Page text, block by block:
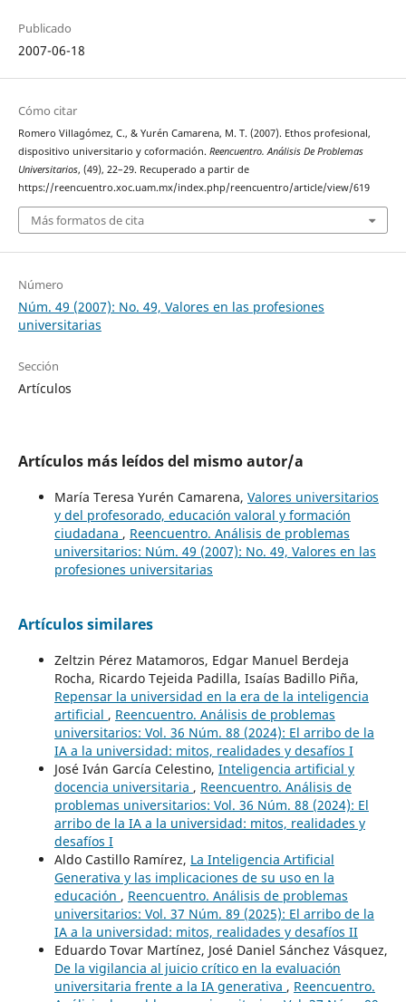
Publicado
2007-06-18
Cómo citar
Romero Villagómez, C., & Yurén Camarena, M. T. (2007). Ethos profesional,
dispositivo universitario y coformación. Reencuentro. Análisis De Problemas
Universitarios, (49), 22–29. Recuperado a partir de
https://reencuentro.xoc.uam.mx/index.php/reencuentro/article/view/619
Más formatos de cita
Número
Núm. 49 (2007): No. 49, Valores en las profesiones
universitarias
Sección
Artículos
Artículos más leídos del mismo autor/a
María Teresa Yurén Camarena, Valores universitarios
y del profesorado, educación valoral y formación
ciudadana , Reencuentro. Análisis de problemas
universitarios: Núm. 49 (2007): No. 49, Valores en las
profesiones universitarias
Artículos similares
Zeltzin Pérez Matamoros, Edgar Manuel Berdeja
Rocha, Ricardo Tejeida Padilla, Isaías Badillo Piña,
Repensar la universidad en la era de la inteligencia
artificial , Reencuentro. Análisis de problemas
universitarios: Vol. 36 Núm. 88 (2024): El arribo de la
IA a la universidad: mitos, realidades y desafíos I
José Iván García Celestino, Inteligencia artificial y
docencia universitaria , Reencuentro. Análisis de
problemas universitarios: Vol. 36 Núm. 88 (2024): El
arribo de la IA a la universidad: mitos, realidades y
desafíos I
Aldo Castillo Ramírez, La Inteligencia Artificial
Generativa y las implicaciones de su uso en la
educación , Reencuentro. Análisis de problemas
universitarios: Vol. 37 Núm. 89 (2025): El arribo de la
IA a la universidad: mitos, realidades y desafíos II
Eduardo Tovar Martínez, José Daniel Sánchez Vásquez,
De la vigilancia al juicio crítico en la evaluación
universitaria frente a la IA generativa , Reencuentro.